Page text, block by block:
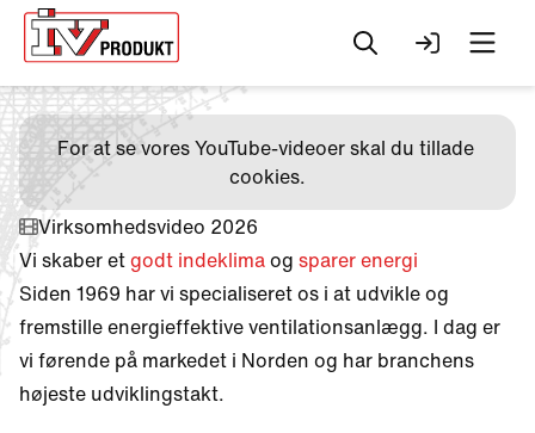
Søg Log ind
Vi skaber etgodt indeklimaog sparer energi
Siden 1969 har vi specialiseret os i at udvikle og
fremstille energieffektive ventilationsanlægg. I dag er
vi førende på markedet i Norden og har branchens
højeste udviklingstakt.
For at se vores YouTube-videoer skal du tillade
cookies.
Virksomhedsvideo 2026